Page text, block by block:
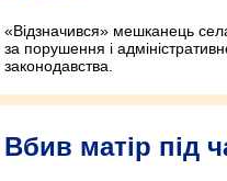
«Відзначився» мешканець
за порушення і
законодавства.
Вбив матір під